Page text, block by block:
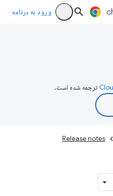
ورود به برنامه
ترجمه شده است.
Release notes